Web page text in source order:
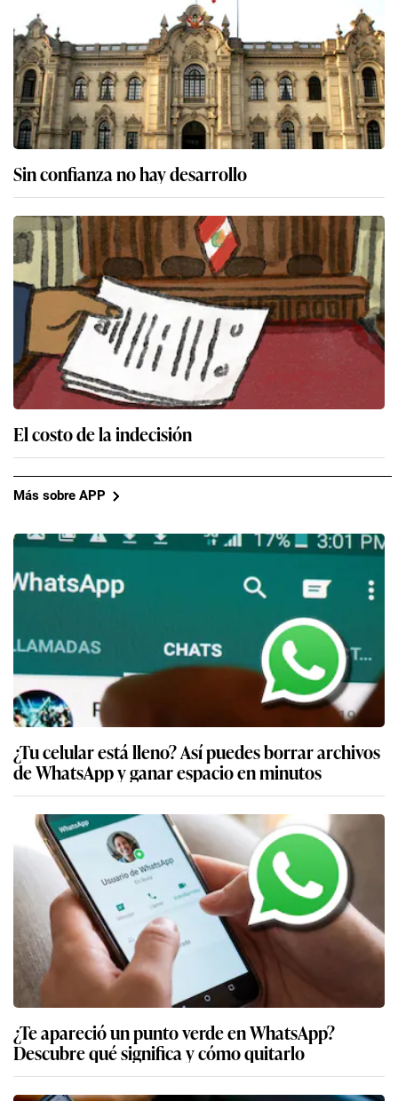
Sin confianza no hay desarrollo
El costo de la indecisión
Más sobre APP
¿Tu celular está lleno? Así puedes borrar archivos
de WhatsApp y ganar espacio en minutos
¿Te apareció un punto verde en WhatsApp?
Descubre qué significa y cómo quitarlo